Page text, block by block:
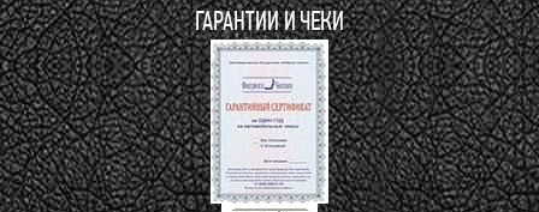
ГАРАНТИИ И ЧЕКИ